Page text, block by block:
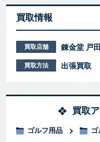
買取情報
買取店舗 錬金堂 戸
買取方法 出張買取
買取
ゴルフ用品
ゴ